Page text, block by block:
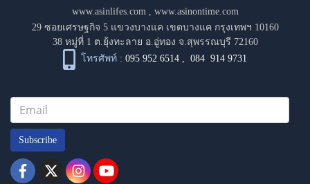
www.asinlifes.com, www.asinontime.com
29 ซอยเศรษฐกิจ 5 แขวงบางแค เขตบางแค กรุงเทพฯ 10160
38 หมู่ที่ 1 ต.ยุ้งทะลาย อ.อู่ทอง จ.สุพรรณบุรี 72160
โทรศัพท์ : 095 952 6514 ,084 914 9731
Subscribe